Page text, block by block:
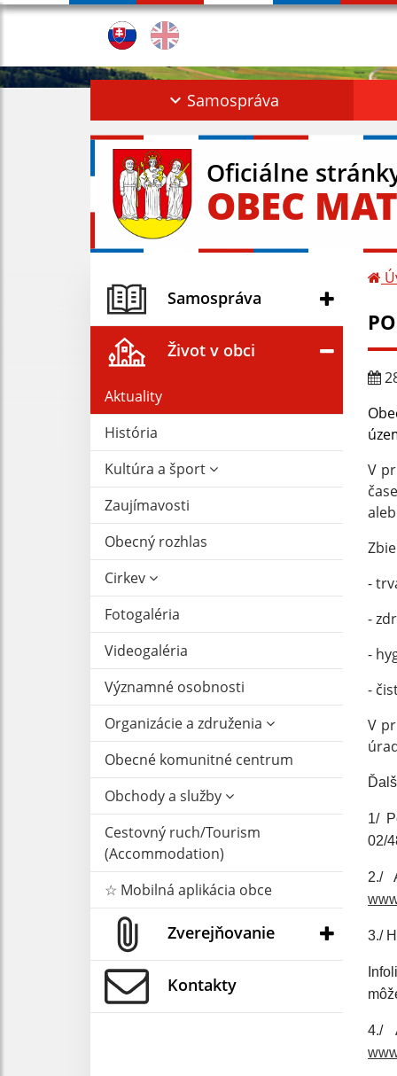
Samospráva
Oficiálne
OBEC
Samospráva
Život v obci
Aktuality
História
Kultúra a šport
Zaujímavosti
Obecný rozhlas
Cirkev
Fotogaléria
Videogaléria
Významné osobnosti
Organizácie a združenia
Obecné komunitné centrum
Obchody a služby
Cestovný ruch/Tourism
(Accommodation)
☆ Mobilná aplikácia obce
Zverejňovanie
Kontakty
V
-
-
-
-
V
1/
02/
3./